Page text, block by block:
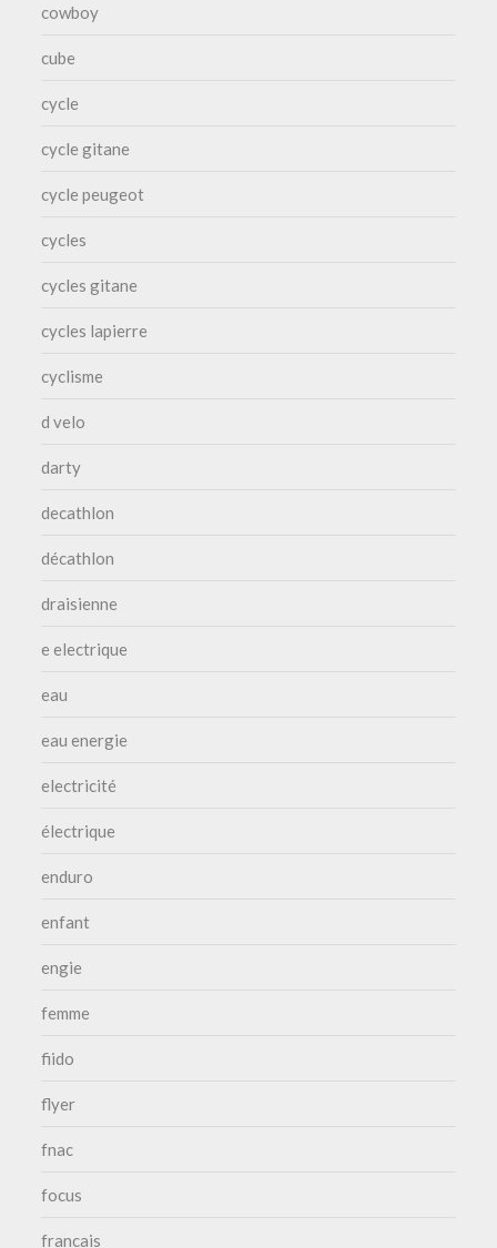
cowboy
cube
cycle
cycle gitane
cycle peugeot
cycles
cycles gitane
cycles lapierre
cyclisme
d velo
darty
decathlon
décathlon
draisienne
e electrique
eau
eau energie
electricité
électrique
enduro
enfant
engie
femme
fiido
flyer
fnac
focus
francais